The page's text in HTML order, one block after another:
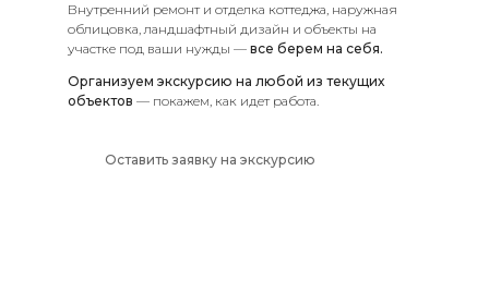
Внутренний ремонт и отделка коттеджа, наружная
облицовка, ландшафтный дизайн и объекты на
участке под ваши нужды — все берем на себя.
Организуем экскурсию на любой из текущих
объектов — покажем, как идет работа.
Оставить заявку на экскурсию